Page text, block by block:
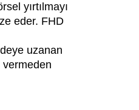
yırtılmayı
eder. FHD
uzanan
vermeden